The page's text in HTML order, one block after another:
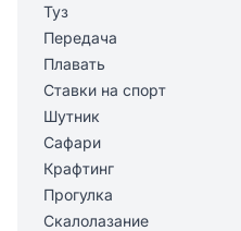
Туз
Передача
Плавать
Ставки на спорт
Шутник
Сафари
Крафтинг
Прогулка
Скалолазание